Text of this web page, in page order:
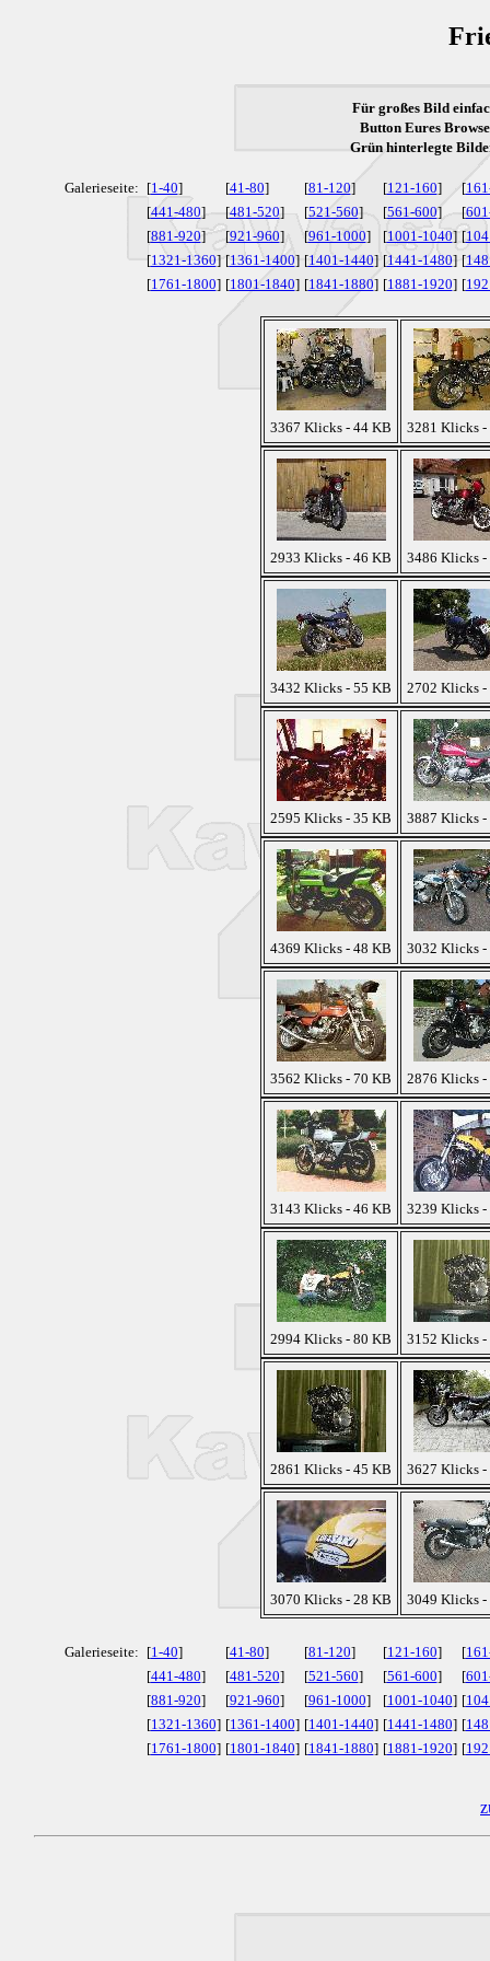
Für großes Bild
Button Eures
Grünhinterlegte
Galerieseite: [1-40] [41-80] [81-120] [121-160] [
[441-480] [481-520] [521-560] [561-600] [
[881-920] [921-960] [961-1000] [1001-1040] [
[1321-1360] [1361-1400] [1401-1440] [1441-1480] [
[1761-1800] [1801-1840] [1841-1880] [1881-1920] [
3367 Klicks - 44 KB 3281 Klicks -
2933 Klicks - 46 KB 3486 Klicks -
3432 Klicks - 55 KB 2702 Klicks -
2595 Klicks - 35 KB 3887 Klicks -
4369 Klicks - 48 KB 3032 Klicks -
3562 Klicks - 70 KB 2876 Klicks -
3143 Klicks - 46 KB 3239 Klicks -
2994 Klicks - 80 KB 3152 Klicks -
2861 Klicks - 45 KB 3627 Klicks -
3070 Klicks - 28 KB 3049 Klicks -
Galerieseite: [1-40] [41-80] [81-120] [121-160] [
[441-480] [481-520] [521-560] [561-600] [
[881-920] [921-960] [961-1000] [1001-1040] [
[1321-1360] [1361-1400] [1401-1440] [1441-1480] [
[1761-1800] [1801-1840] [1841-1880] [1881-1920] [